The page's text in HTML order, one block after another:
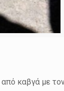
από καβγά με